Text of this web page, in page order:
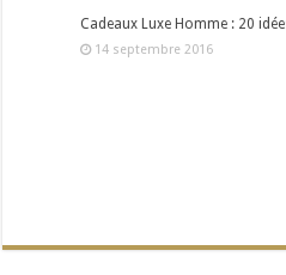
Cadeaux Luxe Homme : 20
14 septembre 2016